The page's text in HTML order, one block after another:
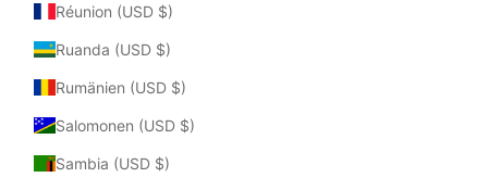
Réunion (USD $)
Ruanda (USD $)
Rumänien (USD $)
Salomonen (USD $)
Sambia (USD $)